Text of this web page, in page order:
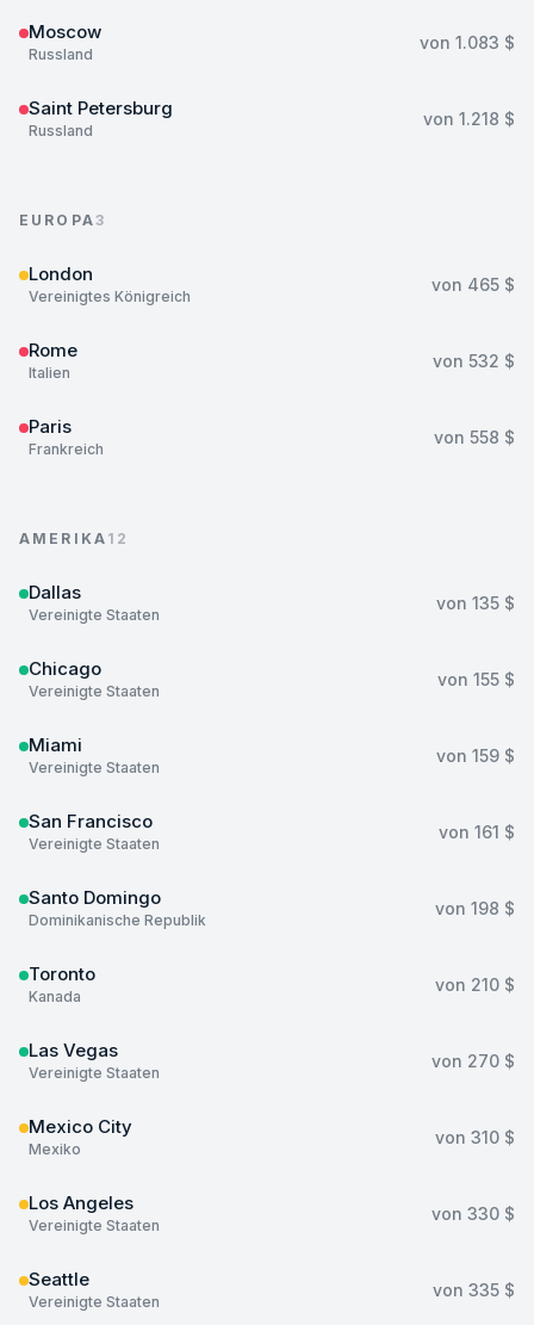
Moscow
Russland
von 1.083 $
Saint Petersburg
Russland
von 1.218 $
EUROPA 3
London
Vereinigtes Königreich
von 465 $
Rome
Italien
von 532 $
Paris
Frankreich
von 558 $
AMERIKA 12
Dallas
Vereinigte Staaten
von 135 $
Chicago
Vereinigte Staaten
von 155 $
Miami
Vereinigte Staaten
von 159 $
San Francisco
Vereinigte Staaten
von 161 $
Santo Domingo
Dominikanische Republik
von 198 $
Toronto
Kanada
von 210 $
Las Vegas
Vereinigte Staaten
von 270 $
Mexico City
Mexiko
von 310 $
Los Angeles
Vereinigte Staaten
von 330 $
Seattle
Vereinigte Staaten
von 335 $